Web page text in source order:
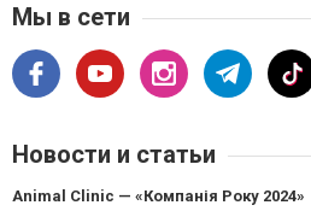
Мы в сети
Новости и статьи
Animal Clinic — «Компанія Року 2024»